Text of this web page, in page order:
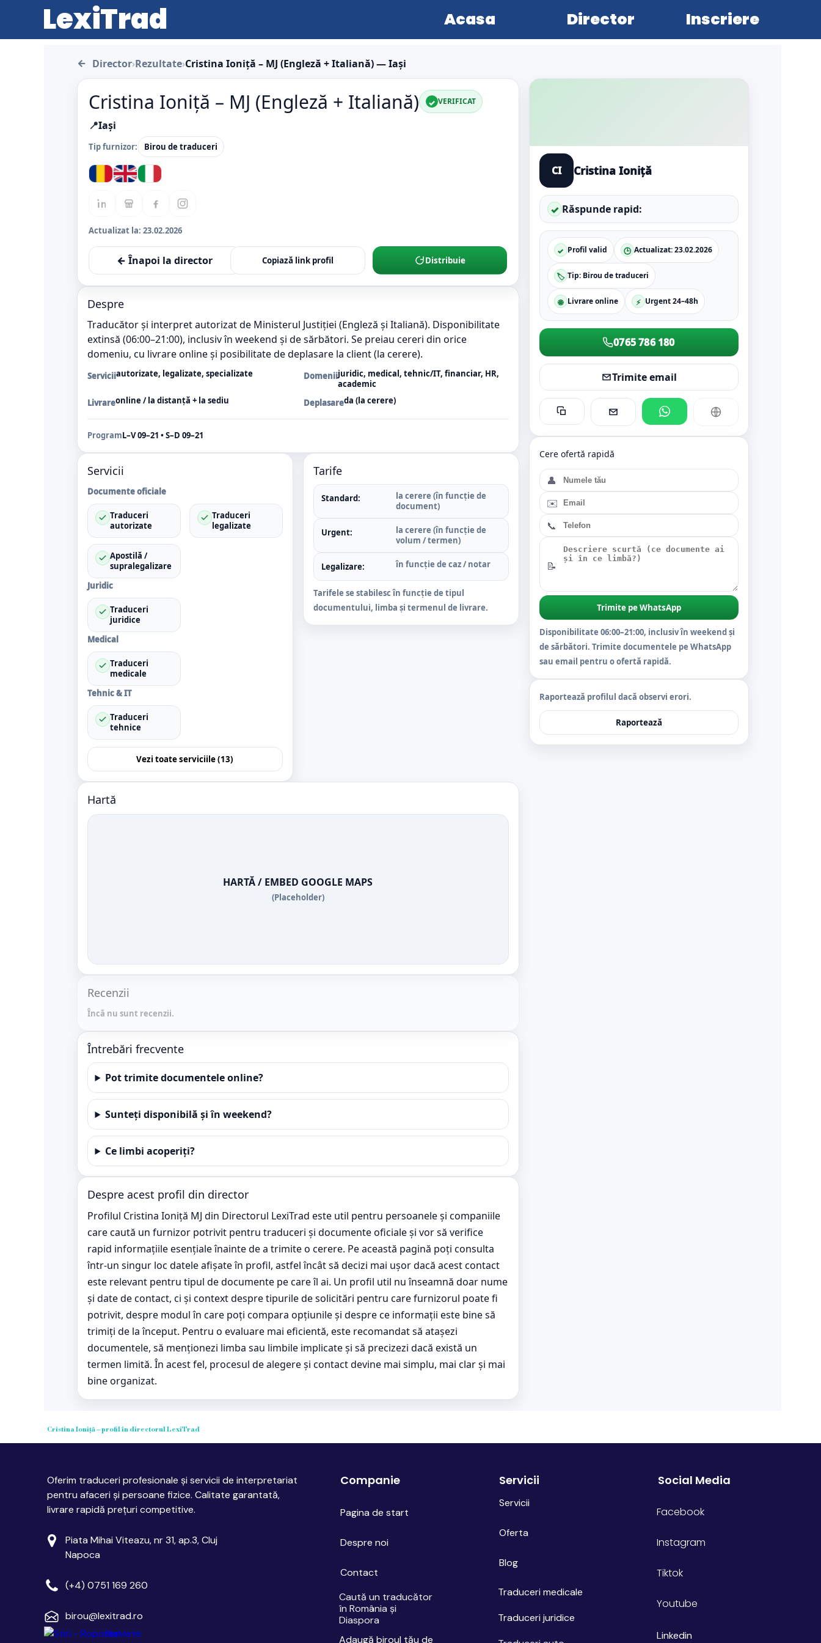
LexiTrad Inscriere
Director
Acasa
← Director›Rezultate›Cristina Ioniță – MJ (Engleză + Italiană) — Iași
Cristina Ioniță – MJ (Engleză + Italiană) ✓ VERIFICAT
📍Iași
Tip furnizor: Birou de traduceri
Actualizat la: 23.02.2026
← Înapoi la director Copiază link profil Distribuie
Despre
Traducător și interpret autorizat de Ministerul Justiției (Engleză și Italiană). Disponibilitate
extinsă (06:00–21:00), inclusiv în weekend și de sărbători. Se preiau cereri din orice
domeniu, cu livrare online și posibilitate de deplasare la client (la cerere).
Serviciiautorizate, legalizate, specializate Domeniijuridic, medical, tehnic/IT, financiar, HR,
academic
Livrareonline / la distanță + la sediu Deplasareda (la cerere)
ProgramL–V 09–21 • S–D 09–21
Servicii
Documente oficiale
Traduceri
autorizate
Traduceri
legalizate
Apostilă /
supralegalizare
Juridic
Traduceri
juridice
Medical
Traduceri
medicale
Tehnic & IT
Traduceri
tehnice
Vezi toate serviciile (13)
Tarife
Standard:
la cerere (în funcție de
document)
Urgent:
la cerere (în funcție de
volum / termen)
Legalizare: în funcție de caz / notar
Tarifele se stabilesc în funcție de tipul
documentului, limba și termenul de livrare.
Hartă
HARTĂ / EMBED GOOGLE MAPS
(Placeholder)
Recenzii
Încă nu sunt recenzii.
Întrebări frecvente
Pot trimite documentele online?
Sunteți disponibilă și în weekend?
Ce limbi acoperiți?
Despre acest profil din director
Profilul Cristina Ioniță MJ din Directorul LexiTrad este util pentru persoanele și companiile
care caută un furnizor potrivit pentru traduceri și documente oficiale și vor să verifice
rapid informațiile esențiale înainte de a trimite o cerere. Pe această pagină poți consulta
într-un singur loc datele afișate în profil, astfel încât să decizi mai ușor dacă acest contact
este relevant pentru tipul de documente pe care îl ai. Un profil util nu înseamnă doar nume
și date de contact, ci și context despre tipurile de solicitări pentru care furnizorul poate fi
potrivit, despre modul în care poți compara opțiunile și despre ce informații este bine să
trimiți de la început. Pentru o evaluare mai eficientă, este recomandat să atașezi
documentele, să menționezi limba sau limbile implicate și să precizezi dacă există un
termen limită. În acest fel, procesul de alegere și contact devine mai simplu, mai clar și mai
bine organizat.
CI Cristina Ioniță
✓ Răspunde rapid:
✓ Profil valid 🕒 Actualizat:23.02.2026
🏷️ Tip: Birou de traduceri
🌐 Livrare online ⚡ Urgent 24–48h
0765 786 180
Trimite email
Cere ofertă rapidă
👤
✉️
📞
📝
Trimite pe WhatsApp
Disponibilitate 06:00–21:00, inclusiv în weekend și
de sărbători. Trimite documentele pe WhatsApp
sau email pentru o ofertă rapidă.
Raportează profilul dacă observi erori.
Raportează
Cristina Ioniță – profil în directorul LexiTrad
Serviete Linkedin
Youtube
Tiktok
Instagram
Traduceri juridice
Adaugă biroul tău de
Caută un traducător
în România și
Diaspora
Traduceri medicale
Facebook
(+4) 0751 169 260
birou@lexitrad.ro
Piata Mihai Viteazu, nr 31, ap.3, Cluj
Napoca
Oferim traduceri profesionale și servicii de interpretariat
pentru afaceri și persoane fizice. Calitate garantată,
livrare rapidă prețuri competitive.
Companie
Pagina de start
Despre noi
Contact
Servicii
Servicii
Oferta
Blog
Social Media